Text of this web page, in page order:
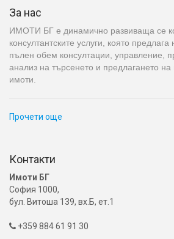
За нас
ИМОТИ БГ е динамично развиваща се
консултантските услуги, която предлага
пълен обем консултации, управление,
анализ на търсенето и предлагането
имоти.
Прочети още
Контакти
Имоти БГ
София 1000,
бул. Витоша 139, вх.Б, ет.1
 +359 884 61 91 30